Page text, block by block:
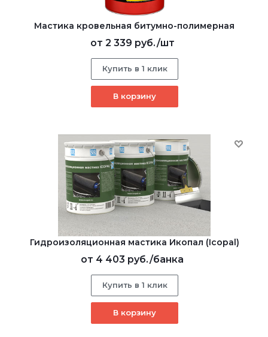
Мастика кровельная битумно-полимерная
от 2 339 руб./шт
Купить в 1 клик
В корзину
Гидроизоляционная мастика Икопал (Icopal)
от 4 403 руб./банка
Купить в 1 клик
В корзину